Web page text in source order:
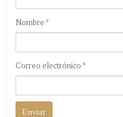
Nombre *
Correo electrónico *